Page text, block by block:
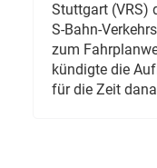
Stuttgart (VRS)
S-Bahn-
zum
kündigte die
für die Zeit